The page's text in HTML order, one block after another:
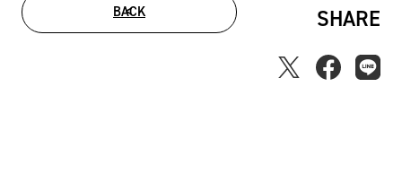
BACK SHARE